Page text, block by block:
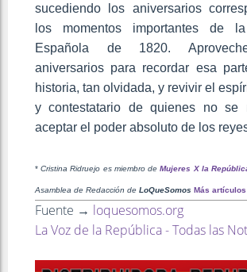
sucediendo los aniversarios
los momentos importantes de
Española de 1820.
aniversarios para recordar esa
historia, tan olvidada, y revivir el
y contestatario de quienes no se
aceptar el poder absoluto de los
*Cristina Ridruejo es miembro deMujeres X la
Asamblea de Redacción de LoQueSomos Más
Fuente → loquesomos.org
La Voz de la República - Todas las